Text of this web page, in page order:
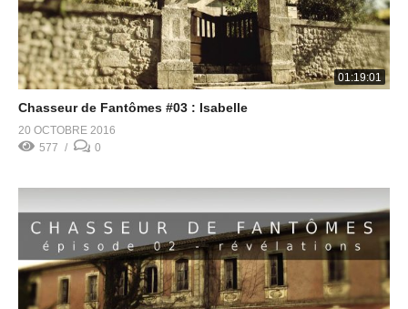
01:19:01
Chasseur de Fantômes #03 : Isabelle
20 OCTOBRE 2016
577
0